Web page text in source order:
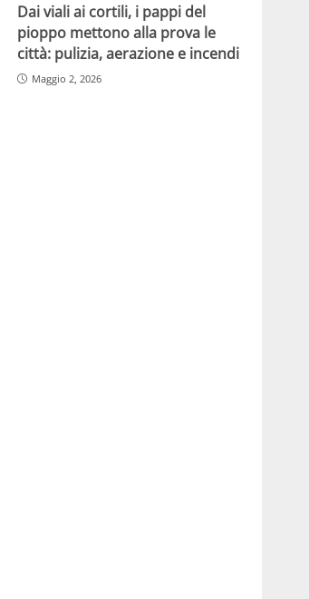
Dai viali ai cortili, i pappi del
pioppo mettono alla prova le
città: pulizia, aerazione e incendi
Maggio 2, 2026